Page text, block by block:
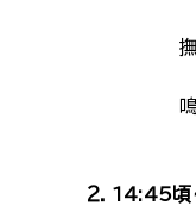
撫養町
鳴門町
２．14:45